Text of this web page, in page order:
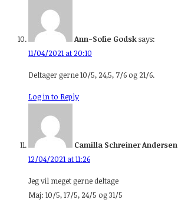
Ann-Sofie Godsksays:
11/04/2021 at 20:10
Deltager gerne 10/5, 24,5, 7/6 og 21/6.
Log in to Reply
Camilla Schreiner Andersen
12/04/2021 at 11:26
Jeg vil meget gerne deltage
Maj: 10/5, 17/5, 24/5 og 31/5